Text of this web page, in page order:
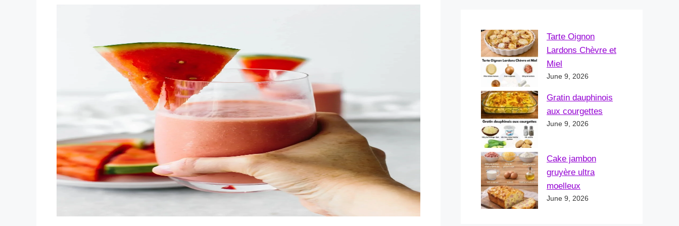
Tarte Oignon
Lardons Chèvre et
Miel
June 9, 2026
Gratin dauphinois
aux courgettes
June 9, 2026
Cake jambon
gruyère ultra
moelleux
June 9, 2026